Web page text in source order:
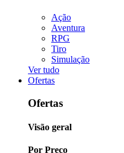
Ação
Aventura
RPG
Tiro
Simulação
Ver tudo
Ofertas
Ofertas
Visão geral
Por Preço